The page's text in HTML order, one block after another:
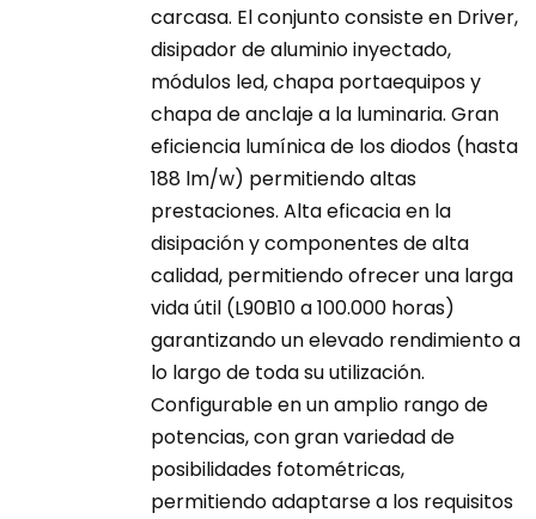
carcasa. El conjunto consiste en Driver,
disipador de aluminio inyectado,
módulos led, chapa portaequipos y
chapa de anclaje a la luminaria. Gran
eficiencia lumínica de los diodos (hasta
188 lm/w) permitiendo altas
prestaciones. Alta eficacia en la
disipación y componentes de alta
calidad, permitiendo ofrecer una larga
vida útil (L90B10 a 100.000 horas)
garantizando un elevado rendimiento a
lo largo de toda su utilización.
Configurable en un amplio rango de
potencias, con gran variedad de
posibilidades fotométricas,
permitiendo adaptarse a los requisitos